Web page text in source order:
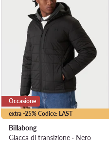
extra -25% Codice: LAST
Occasione
Billabong
Giacca di transizione · Nero